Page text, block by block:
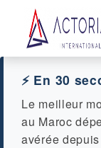
⚡ En 30
Le meilleur
au Maroc
avérée